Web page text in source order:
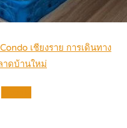
เชียงราย การเดินทาง
าดบ้านใหม่